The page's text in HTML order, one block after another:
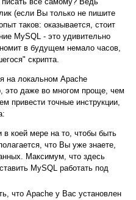
(если Вы только не пишите
таков: оказывается, стоит
MySQL - это удивительно
в будущем немало часов,
скрипта.
на локальном Apache
это даже во многом проще, чем
привести точные инструкции,
в коей мере на то, чтобы быть
что Вы уже знаете,
Максимум, что здесь
MySQL работать под
что Apache у Вас установлен